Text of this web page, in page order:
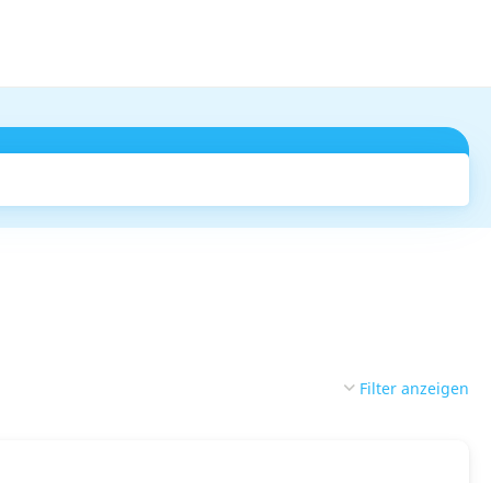
Filter anzeigen